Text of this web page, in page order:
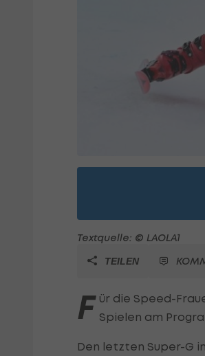
Textquelle: © LAOLA1
TEILEN
F ür die Speed-
Spielen am
Den letzten Super-G